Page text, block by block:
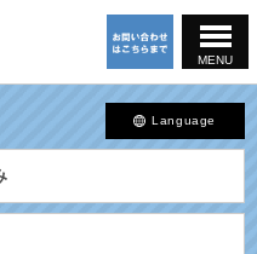
Language
MENU